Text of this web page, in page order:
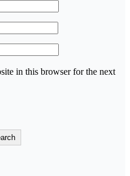
in this browser for the next